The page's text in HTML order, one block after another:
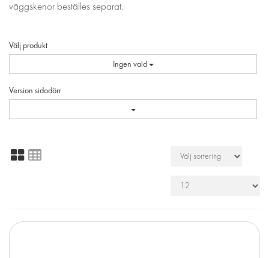
väggskenor beställes separat.
Välj produkt
Ingen vald
Version sidodörr